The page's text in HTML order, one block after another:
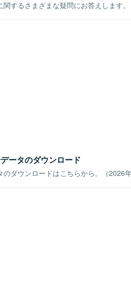
関するさまざまな疑問にお答えします。
ータのダウンロード
のダウンロードはこちらから。（2026